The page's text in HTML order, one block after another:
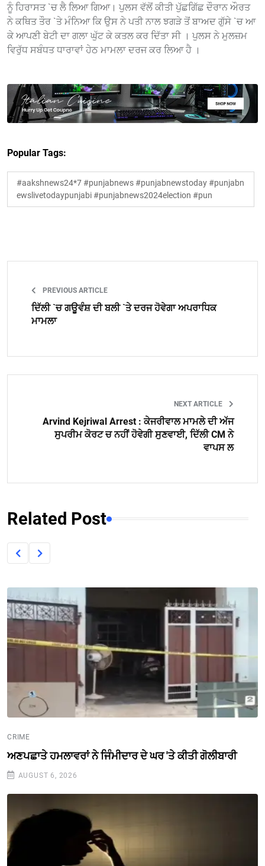
ਨੂੰ ਹਿਰਾਸਤ `ਚ ਲੈ ਲਿਆ ਗਿਆ। ਪੁਲਸ ਵੱਲੋਂ ਕੀਤੀ ਪੁੱਛਗਿੱਛ ਦੌਰਾਨ ਔਰਤ
ਨੇ ਕਥਿਤ ਤੌਰ `ਤੇ ਮੰਨਿਆ ਕਿ ਉਸ ਨੇ ਪਤੀ ਨਾਲ ਝਗੜੇ ਤੋਂ ਬਾਅਦ ਗੁੱਸੇ `ਚ ਆ
ਕੇ ਆਪਣੀ ਬੇਟੀ ਦਾ ਗਲਾ ਘੁੱਟ ਕੇ ਕਤਲ ਕਰ ਦਿੱਤਾ ਸੀ । ਪੁਲਸ ਨੇ ਮੁਲਜ਼ਮ
ਵਿਰੁੱਧ ਸਬੰਧਤ ਧਾਰਾਵਾਂ ਹੇਠ ਮਾਮਲਾ ਦਰਜ ਕਰ ਲਿਆ ਹੈ ।
Popular Tags:
#aakshnews24*7 #punjabnews #punjabnewstoday #punjabn
ewslivetodaypunjabi #punjabnews2024election #pun
PREVIOUS ARTICLE
ਦਿੱਲੀ `ਚ ਗਊਵੰਸ਼ ਦੀ ਬਲੀ `ਤੇ ਦਰਜ ਹੋਵੇਗਾ ਅਪਰਾਧਿਕ
ਮਾਮਲਾ
NEXT ARTICLE
Arvind Kejriwal Arrest : ਕੇਜਰੀਵਾਲ ਮਾਮਲੇ ਦੀ ਅੱਜ
ਸੁਪਰੀਮ ਕੋਰਟ ਚ ਨਹੀਂ ਹੋਵੇਗੀ ਸੁਣਵਾਈ, ਦਿੱਲੀ CM ਨੇ
ਵਾਪਸ ਲ
Related Post
CRIME
ਅਣਪਛਾਤੇ ਹਮਲਾਵਰਾਂ ਨੇ ਜਿੰਮੀਦਾਰ ਦੇ ਘਰ 'ਤੇ ਕੀਤੀ ਗੋਲੀਬਾਰੀ
AUGUST 6, 2026